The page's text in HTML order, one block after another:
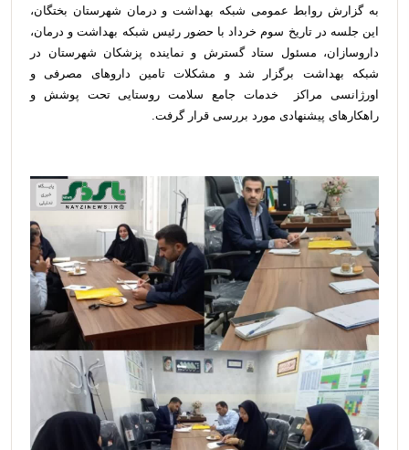
به گزارش روابط عمومی شبکه بهداشت و درمان شهرستان بختگان،
این جلسه در تاریخ سوم خرداد با حضور رئیس شبکه بهداشت و درمان،
داروسازان، مسئول ستاد گسترش و نماینده پزشکان شهرستان در
شبکه بهداشت برگزار شد و مشکلات تامین داروهای مصرفی و
اورژانسی مراکز خدمات جامع سلامت روستایی تحت پوشش و
راهکارهای پیشنهادی مورد بررسی قرار گرفت.